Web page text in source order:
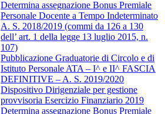
Determina assegnazione Bonus Premiale
Personale Docente a Tempo Indeterminato
A. S. 2018/2019 (commi da 126 a 130
dell’ art. 1 della legge 13 luglio 2015, n.
107)
Pubblicazione Graduatorie di Circolo e di
Istituto Personale ATA – I^ e II^ FASCIA
DEFINITIVE – A. S. 2019/2020
Dispositivo Dirigenziale per gestione
provvisoria Esercizio Finanziario 2019
Determina assegnazione Bonus Premiale